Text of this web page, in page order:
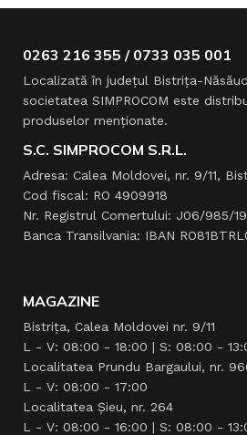
0263 216 355 / 0733 035 001
Localizată în judeţul Bistriţa-
societatea SIMPROCOM este
produselor menţionate.
S.C. SIMPROCOM S.R.L.
Adresa: Calea Moldovei, nr. 9/11,
Cod fiscal: RO 4909918
Nr. Registrul Comertului: J06/985/
Banca Transilvania: IBAN
MAGAZINE
Bistrița, Calea Moldovei nr. 9/11
L - V: 08:00 - 18:00 | S: 08:00 -
Localitatea Prundu Bargaului, nr.
L - V: 08:00 - 17:00
Localitatea Şieu, nr. 264
L - V: 08:00 - 16:00 | S: 08:00 -